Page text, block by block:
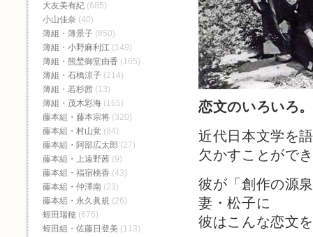
恋文のいろいろ
近代日本文学を
欠かすことがで
彼が「創作の源
妻・松子に
彼はこんな恋文
大友美有紀 (685)
小山佳奈 (40)
薄組・薄景子 (850)
薄組・小野麻利江 (149)
薄組・熊埜御堂由香 (165)
薄組・石橋涼子 (214)
薄組・若杉茜 (13)
薄組・茂木彩海 (165)
藤本組・藤本宗将 (320)
藤本組・村山覚 (84)
藤本組・阿部広太郎 (27)
藤本組・上遠野茜 (9)
藤本組・福宿桃香‬ (43)
藤本組・仲澤南 (23)
藤本組・永久眞規 (26)
蛭田瑞穂 (676)
蛭田組・佐藤日登美 (113)